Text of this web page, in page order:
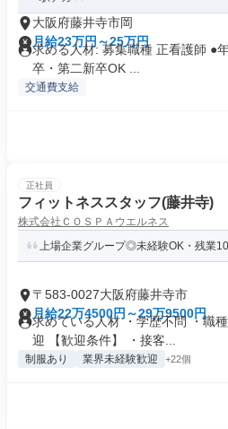
大阪府藤井寺市岡
月給23万円～25万円
求める人材: 募集職種 正看護師 ●
卒・第二新卒OK ...
交通費支給
正社員
フィットネススタッフ(藤井寺)
株式会社ＣＯＳＰＡウエルネス
上場企業グループ◎未経験OK・残業
〒583-0027大阪府藤井寺市
月給22万4500円～29万9500円
求めている人材 ・学歴不問 ・職
迎 【歓迎条件】 ・接客...
制服あり 業界未経験歓迎 +22個